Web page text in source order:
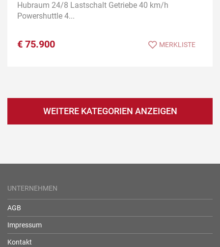
Hubraum 24/8 Lastschalt Getriebe 40 km/h
Powershuttle 4...
€ 75.900 MERKLISTE
WEITERE KATEGORIEN ANZEIGEN
UNTERNEHMEN
AGB
Impressum
Kontakt